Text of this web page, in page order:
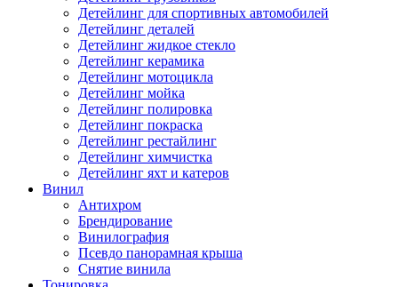
Детейлинг для спортивных автомобилей
Детейлинг деталей
Детейлинг жидкое стекло
Детейлинг керамика
Детейлинг мотоцикла
Детейлинг мойка
Детейлинг полировка
Детейлинг покраска
Детейлинг рестайлинг
Детейлинг химчистка
Детейлинг яхт и катеров
Винил
Антихром
Брендирование
Винилография
Псевдо панорамная крыша
Снятие винила